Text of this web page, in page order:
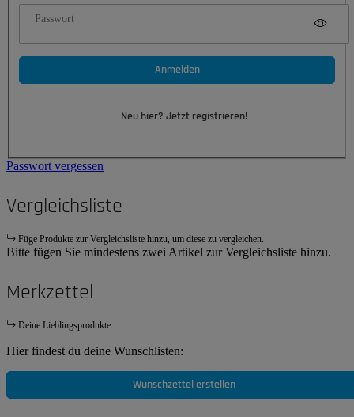
Passwort
Anmelden
Neu hier? Jetzt registrieren!
Passwort vergessen
Vergleichsliste
Füge Produkte zur Vergleichsliste hinzu, um diese zu vergleichen.
Bitte fügen Sie mindestens zwei Artikel zur Vergleichsliste hinzu.
Merkzettel
Deine Lieblingsprodukte
Hier findest du deine Wunschlisten:
Wunschzettel erstellen